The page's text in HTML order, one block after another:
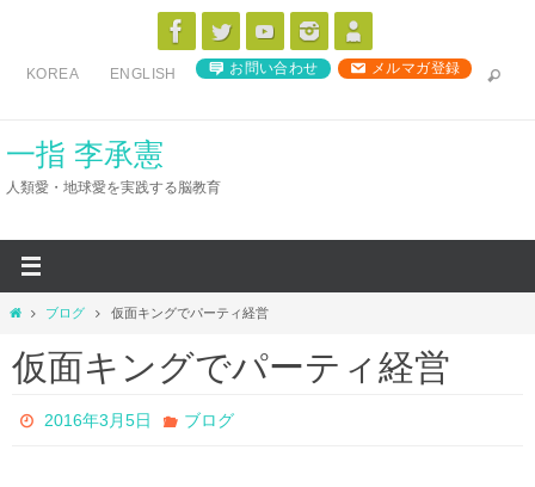
ス
KOREA ENGLISH お問い合わせ メルマガ登録
一指 李承憲
人類愛・地球愛を実践する脳教育
ホ
ム
ブログ 仮面キングでパーティ経営
仮面キングでパーティ経営
2016年3月5日 ブログ